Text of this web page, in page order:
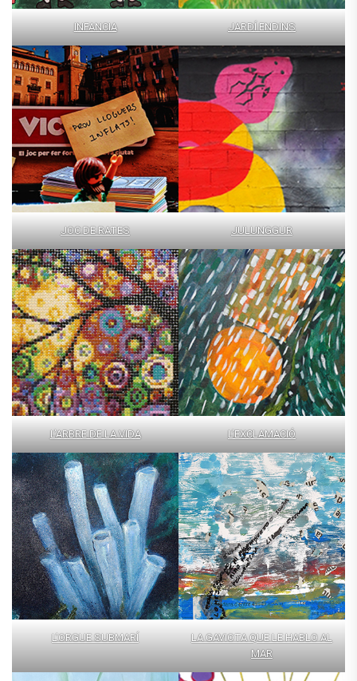
INFANCIA JARDÍ ENDINS
JOC DE RATES JULUNGGUR
L’ARBRE DE LA VIDA L’EXCLAMACIÓ
L’ORGUE SUBMARÍ
LA GAVIOTA QUE LE HABLO AL
MAR